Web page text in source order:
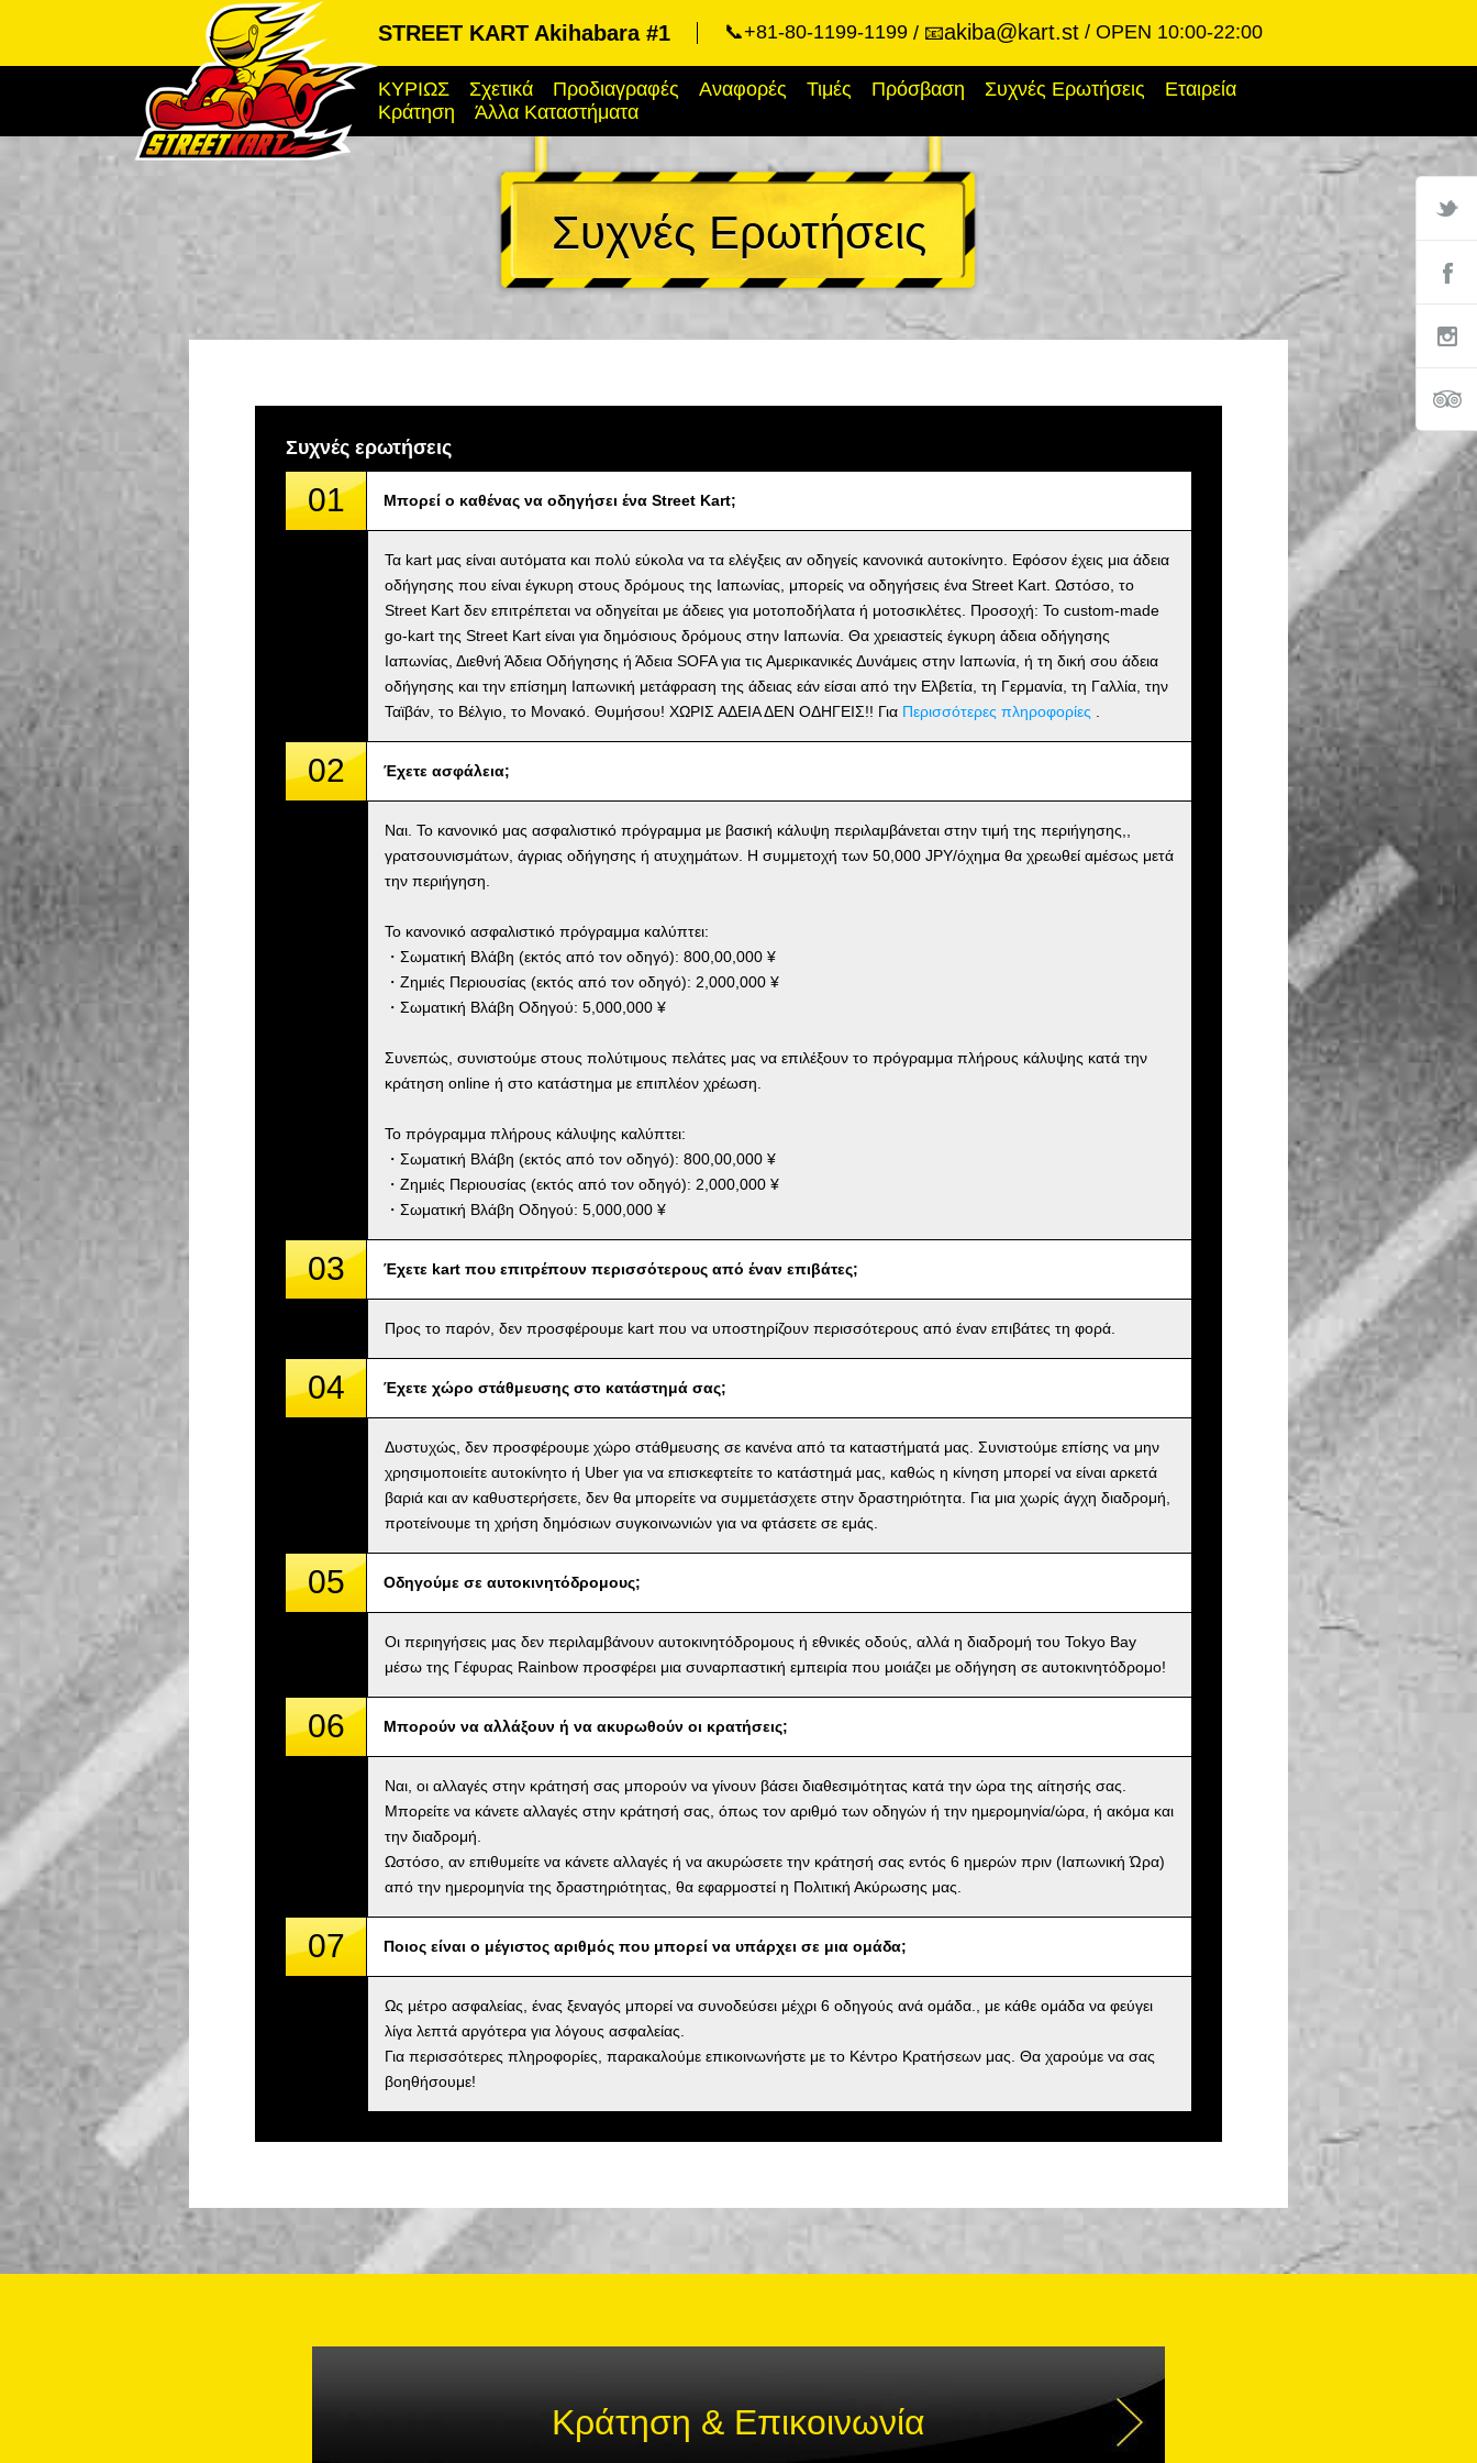
STREET KART Akihabara #1 📞+81-80-1199-1199 📧akiba@kart.st OPEN 10:00-22:00
ΚΥΡΙΩΣ Σχετικά Προδιαγραφές Αναφορές Τιμές Πρόσβαση Συχνές Ερωτήσεις
Εταιρεία
Κράτηση
Άλλα Καταστήματα
Συχνές Ερωτήσεις
Συχνές ερωτήσεις
01 Μπορεί ο καθένας να οδηγήσει ένα Street Kart;
Τα kart μας είναι αυτόματα και πολύ εύκολα να τα ελέγξεις αν οδηγείς κανονικά αυτοκίνητο. Εφόσον έχεις μια άδεια
οδήγησης που είναι έγκυρη στους δρόμους της Ιαπωνίας, μπορείς να οδηγήσεις ένα Street Kart. Ωστόσο, το
Street Kart δεν επιτρέπεται να οδηγείται με άδειες για μοτοποδήλατα ή μοτοσικλέτες. Προσοχή: Το custom-made
go-kart της Street Kart είναι για δημόσιους δρόμους στην Ιαπωνία. Θα χρειαστείς έγκυρη άδεια οδήγησης
Ιαπωνίας, Διεθνή Άδεια Οδήγησης ή Άδεια SOFA για τις Αμερικανικές Δυνάμεις στην Ιαπωνία, ή τη δική σου άδεια
οδήγησης και την επίσημη Ιαπωνική μετάφραση της άδειας εάν είσαι από την Ελβετία, τη Γερμανία, τη Γαλλία, την
Ταϊβάν, το Βέλγιο, το Μονακό. Θυμήσου! ΧΩΡΙΣ ΑΔΕΙΑ ΔΕΝ ΟΔΗΓΕΙΣ!! Για Περισσότερες πληροφορίες
02 Έχετε ασφάλεια;
Ναι. Το κανονικό μας ασφαλιστικό πρόγραμμα με βασική κάλυψη περιλαμβάνεται στην τιμή της περιήγησης,,
γρατσουνισμάτων, άγριας οδήγησης ή ατυχημάτων. Η συμμετοχή των 50,000 JPY/όχημα θα χρεωθεί αμέσως μετά
την περιήγηση.
Το κανονικό ασφαλιστικό πρόγραμμα καλύπτει:
・Σωματική Βλάβη (εκτός από τον οδηγό): 800,00,000 ¥
・Ζημιές Περιουσίας (εκτός από τον οδηγό): 2,000,000 ¥
・Σωματική Βλάβη Οδηγού: 5,000,000 ¥
Συνεπώς, συνιστούμε στους πολύτιμους πελάτες μας να επιλέξουν το πρόγραμμα πλήρους κάλυψης κατά την
κράτηση online ή στο κατάστημα με επιπλέον χρέωση.
Το πρόγραμμα πλήρους κάλυψης καλύπτει:
・Σωματική Βλάβη (εκτός από τον οδηγό): 800,00,000 ¥
・Ζημιές Περιουσίας (εκτός από τον οδηγό): 2,000,000 ¥
・Σωματική Βλάβη Οδηγού: 5,000,000 ¥
03 Έχετε kart που επιτρέπουν περισσότερους από έναν επιβάτες;
Προς το παρόν, δεν προσφέρουμε kart που να υποστηρίζουν περισσότερους από έναν επιβάτες τη φορά.
04 Έχετε χώρο στάθμευσης στο κατάστημά σας;
Δυστυχώς, δεν προσφέρουμε χώρο στάθμευσης σε κανένα από τα καταστήματά μας. Συνιστούμε επίσης να μην
χρησιμοποιείτε αυτοκίνητο ή Uber για να επισκεφτείτε το κατάστημά μας, καθώς η κίνηση μπορεί να είναι αρκετά
βαριά και αν καθυστερήσετε, δεν θα μπορείτε να συμμετάσχετε στην δραστηριότητα. Για μια χωρίς άγχη διαδρομή,
προτείνουμε τη χρήση δημόσιων συγκοινωνιών για να φτάσετε σε εμάς.
05 Οδηγούμε σε αυτοκινητόδρομους;
Οι περιηγήσεις μας δεν περιλαμβάνουν αυτοκινητόδρομους ή εθνικές οδούς, αλλά η διαδρομή του Tokyo Bay
μέσω της Γέφυρας Rainbow προσφέρει μια συναρπαστική εμπειρία που μοιάζει με οδήγηση σε αυτοκινητόδρομο!
06 Μπορούν να αλλάξουν ή να ακυρωθούν οι κρατήσεις;
Ναι, οι αλλαγές στην κράτησή σας μπορούν να γίνουν βάσει διαθεσιμότητας κατά την ώρα της αίτησής σας.
Μπορείτε να κάνετε αλλαγές στην κράτησή σας, όπως τον αριθμό των οδηγών ή την ημερομηνία/ώρα, ή ακόμα και
την διαδρομή.
Ωστόσο, αν επιθυμείτε να κάνετε αλλαγές ή να ακυρώσετε την κράτησή σας εντός 6 ημερών πριν (Ιαπωνική Ώρα)
από την ημερομηνία της δραστηριότητας, θα εφαρμοστεί η Πολιτική Ακύρωσης μας.
07 Ποιος είναι ο μέγιστος αριθμός που μπορεί να υπάρχει σε μια ομάδα;
Ως μέτρο ασφαλείας, ένας ξεναγός μπορεί να συνοδεύσει μέχρι 6 οδηγούς ανά ομάδα., με κάθε ομάδα να φεύγει
λίγα λεπτά αργότερα για λόγους ασφαλείας.
Για περισσότερες πληροφορίες, παρακαλούμε επικοινωνήστε με το Κέντρο Κρατήσεων μας. Θα χαρούμε να σας
βοηθήσουμε!
Κράτηση & Επικοινωνία